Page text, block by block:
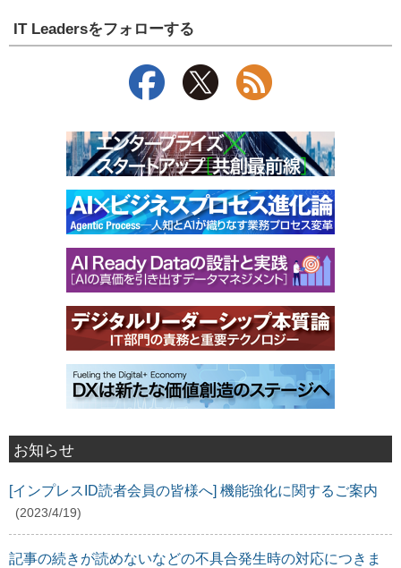
IT Leadersをフォローする
お知らせ
[インプレスID読者会員の皆様へ] 機能強化に関するご案内
(2023/4/19)
記事の続きが読めないなどの不具合発生時の対応につきま